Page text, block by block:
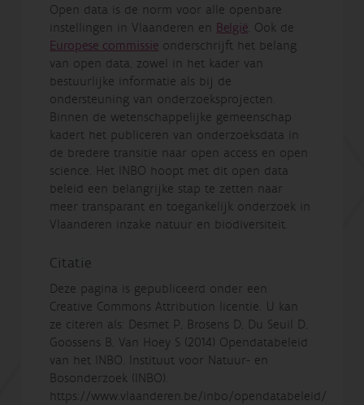
Open data is de norm voor alle openbare
instellingen in Vlaanderen en België. Ook de
Europese commissie onderschrijft het belang
van open data, zowel in het kader van
bestuurlijke informatie als bij de
ondersteuning van onderzoeksprojecten.
Binnen de wetenschappelijke gemeenschap
kadert het publiceren van onderzoeksdata in
de bredere transitie naar open access en open
science. Het INBO hoopt met dit open data
beleid een belangrijke stap te zetten naar
meer transparant en toegankelijk onderzoek in
Vlaanderen inzake natuur en biodiversiteit.
Citatie
Deze pagina is gepubliceerd onder een
Creative Commons Attribution licentie. U kan
ze citeren als: Desmet P, Brosens D, Du Seuil D,
Goossens B, Van Hoey S (2014) Opendatabeleid
van het INBO. Instituut voor Natuur- en
Bosonderzoek (INBO).
https://www.vlaanderen.be/inbo/opendatabeleid/